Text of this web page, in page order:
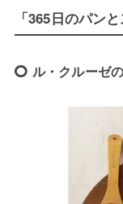
「365日のパン
ル・クルーゼ